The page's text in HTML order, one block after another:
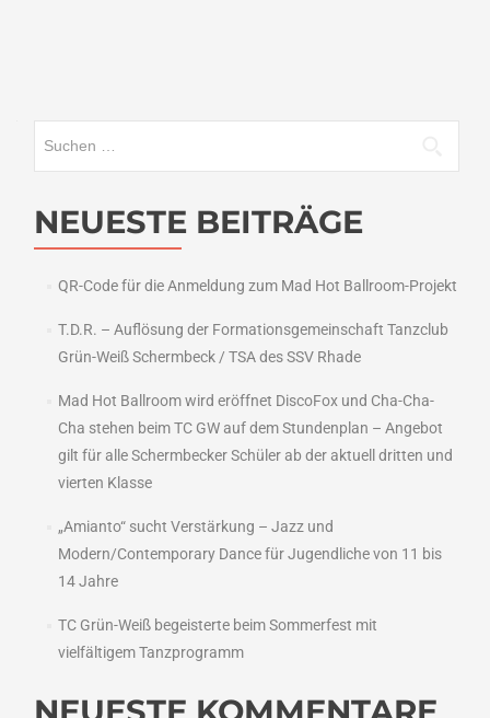
NEUESTE BEITRÄGE
QR-Code für die Anmeldung zum Mad Hot Ballroom-Projekt
T.D.R. – Auflösung der Formationsgemeinschaft Tanzclub
Grün-Weiß Schermbeck / TSA des SSV Rhade
Mad Hot Ballroom wird eröffnet DiscoFox und Cha-Cha-
Cha stehen beim TC GW auf dem Stundenplan – Angebot
gilt für alle Schermbecker Schüler ab der aktuell dritten und
vierten Klasse
„Amianto“ sucht Verstärkung – Jazz und
Modern/Contemporary Dance für Jugendliche von 11 bis
14 Jahre
TC Grün-Weiß begeisterte beim Sommerfest mit
vielfältigem Tanzprogramm